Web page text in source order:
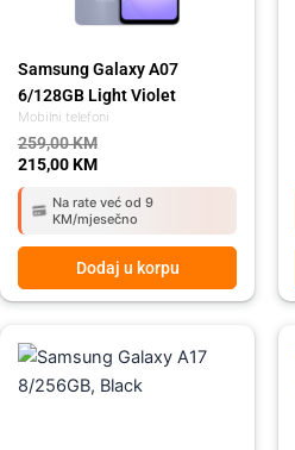
Mobilni telefoni
Samsung Galaxy A07
6/128GB Light Violet
259,00KM
215,00KM
Na rate već od 9
KM/mjesečno
Dodaj u korpu
price
was:
459,00 KM.
price
is:
419,00 KM.